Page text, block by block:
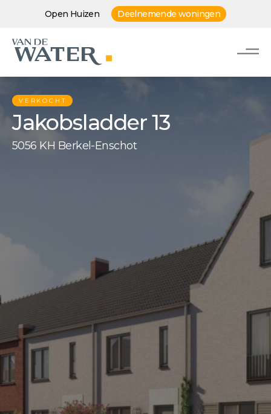
Open Huizen Deelnemende woningen
VERKOCHT
Jakobsladder 13
5056 KH Berkel-Enschot